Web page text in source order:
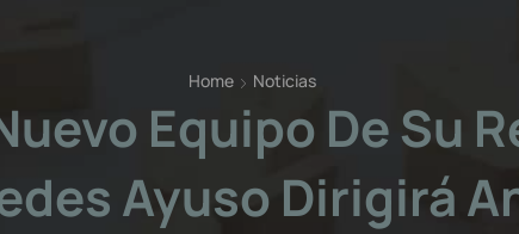
Home Noticias
Equipo De Su
Ayuso Dirigirá